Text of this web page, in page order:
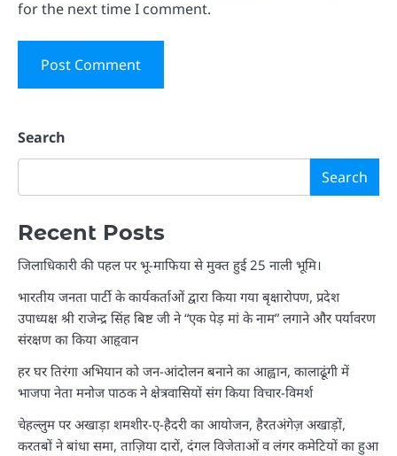
for the next time I comment.
Search
Search
Recent Posts
जिलाधिकारी की पहल पर भू-माफिया से मुक्त हुई 25 नाली भूमि।
भारतीय जनता पार्टी के कार्यकर्ताओं द्वारा किया गया बृक्षारोपण, प्रदेश
उपाध्यक्ष श्री राजेन्द्र सिंह बिष्ट जी ने “एक पेड़ मां के नाम” लगाने और पर्यावरण
संरक्षण का किया आहृवान
हर घर तिरंगा अभियान को जन-आंदोलन बनाने का आह्वान, कालाढूंगी में
भाजपा नेता मनोज पाठक ने क्षेत्रवासियों संग किया विचार-विमर्श
चेहल्लुम पर अखाड़ा शमशीर-ए-हैदरी का आयोजन, हैरतअंगेज़ अखाड़ों,
करतबों ने बांधा समा, ताज़िया दारों, दंगल विजेताओं व लंगर कमेटियों का हुआ